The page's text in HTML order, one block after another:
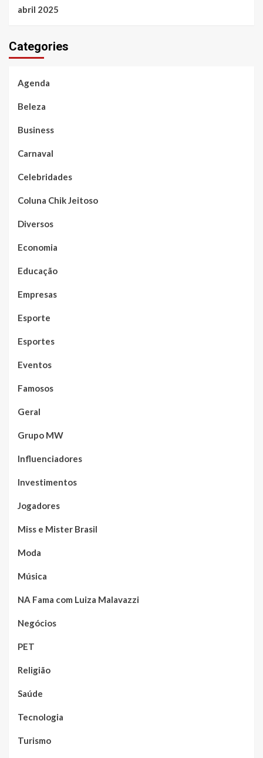
abril 2025
Categories
Agenda
Beleza
Business
Carnaval
Celebridades
Coluna Chik Jeitoso
Diversos
Economia
Educação
Empresas
Esporte
Esportes
Eventos
Famosos
Geral
Grupo MW
Influenciadores
Investimentos
Jogadores
Miss e Mister Brasil
Moda
Música
NA Fama com Luiza Malavazzi
Negócios
PET
Religião
Saúde
Tecnologia
Turismo